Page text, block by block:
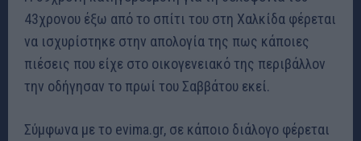
43χρονου έξω από το σπίτι του στη Χαλκίδα φέρεται
να ισχυρίστηκε στην απολογία της πως κάποιες
πιέσεις που είχε στο οικογενειακό της περιβάλλον
την οδήγησαν το πρωί του Σαββάτου εκεί.
Σύμφωνα με το evima.gr, σε κάποιο διάλογο φέρεται